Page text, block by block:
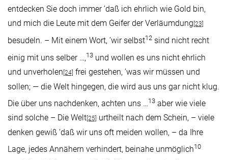
entdecken Sie doch immer ’daß ich ehrlich wie Gold bin,
und mich die Leute mit dem Geifer der Verläumdung [23]
besudeln. – Mit einem Wort, ’wir selbst12 sind nicht recht
einig mit uns selber …,13 und wollen es uns nicht ehrlich
und unverholen[24] frei gestehen, ’was wir müssen und
sollen; — die Welt hingegen, die wird aus uns gar nicht klug.
Die über uns nachdenken, achten uns …13 aber wie viele
sind solche – Die Welt [25]
urtheilt nach dem Schein, – viele
denken gewiß ’daß wir uns oft meiden wollen, – da Ihre
Lage, jedes Annähern verhindert, beinahe unmöglich10